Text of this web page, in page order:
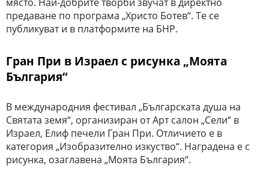
предаване по програма „Христо Ботев“. Те се
публикуват и в платформите на БНР.
Гран При в Израел с рисунка „Моята
България“
В международния фестивал „Българската душа на
Святата земя“, организиран от Арт салон „Сели“ в
Израел, Елиф печели Гран При. Отличието е в
категория „Изобразително изкуство“. Наградена е с
рисунка, озаглавена „Моята България“.